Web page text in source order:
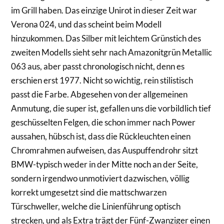
im Grill haben. Das einzige Unirot in dieser Zeit war
Verona 024, und das scheint beim Modell
hinzukommen. Das Silber mit leichtem Grünstich des
zweiten Modells sieht sehr nach Amazonitgrün Metallic
063 aus, aber passt chronologisch nicht, denn es
erschien erst 1977. Nicht so wichtig, rein stilistisch
passt die Farbe. Abgesehen von der allgemeinen
Anmutung, die super ist, gefallen uns die vorbildlich tief
geschüsselten Felgen, die schon immer nach Power
aussahen, hübsch ist, dass die Rückleuchten einen
Chromrahmen aufweisen, das Auspuffendrohr sitzt
BMW-typisch weder in der Mitte noch an der Seite,
sondern irgendwo unmotiviert dazwischen, völlig
korrekt umgesetzt sind die mattschwarzen
Türschweller, welche die Linienführung optisch
strecken, und als Extra trägt der Fünf-Zwanziger einen